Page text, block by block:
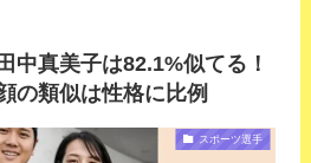
中真美子は82.1%似てる！
の類似は性格に比例
スポーツ選手